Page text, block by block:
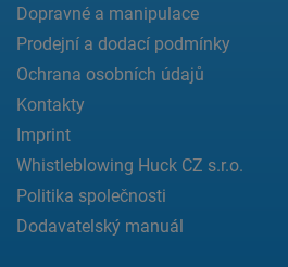
Dopravné a manipulace
Prodejní a dodací podmínky
Ochrana osobních údajů
Kontakty
Imprint
Whistleblowing Huck CZ s.r.o.
Politika společnosti
Dodavatelský manuál